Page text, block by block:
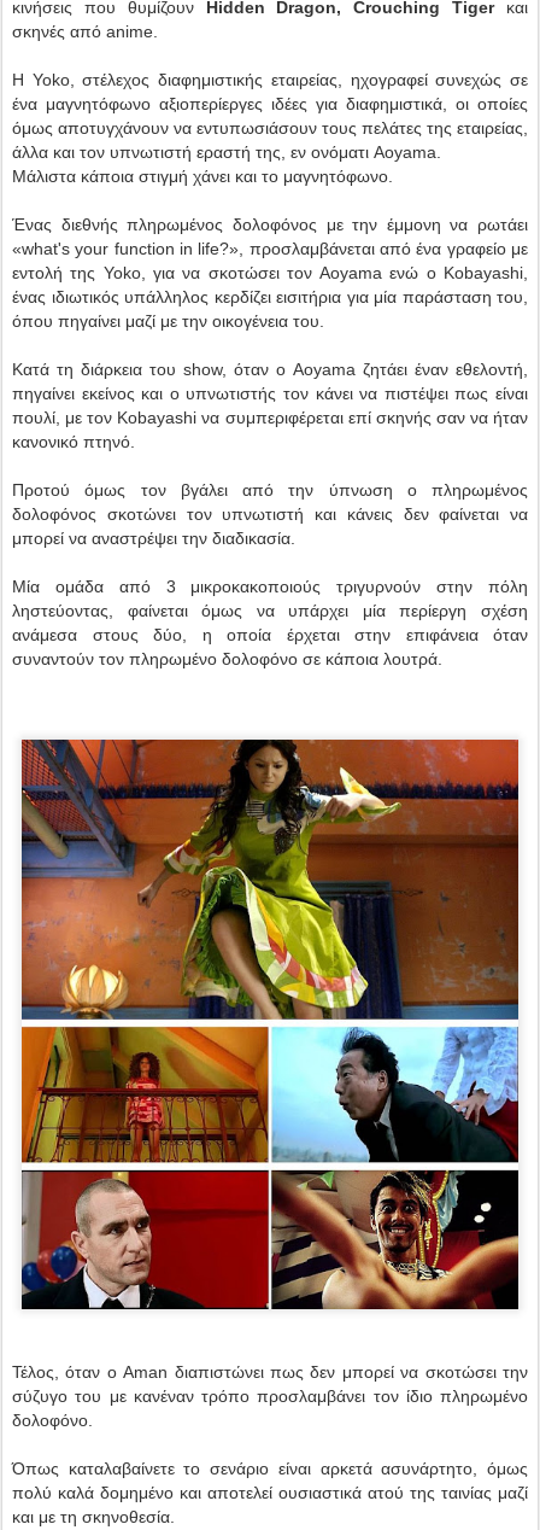
κινήσεις που θυμίζουν Hidden Dragon, Crouching Tigerκαι
σκηνές από anime.
Η Yoko, στέλεχος διαφημιστικής εταιρείας, ηχογραφεί συνεχώς σε
ένα μαγνητόφωνο αξιοπερίεργες ιδέες για διαφημιστικά, οι οποίες
όμως αποτυγχάνουν να εντυπωσιάσουν τους πελάτες της εταιρείας,
άλλα και τον υπνωτιστή εραστή της, εν ονόματι Aoyama.
Μάλιστα κάποια στιγμή χάνει και το μαγνητόφωνο.
Ένας διεθνής πληρωμένος δολοφόνος με την έμμονη να ρωτάει
«what's your function in life?», προσλαμβάνεται από ένα γραφείο με
εντολή της Yoko, για να σκοτώσει τον Aoyama ενώ ο Kobayashi,
ένας ιδιωτικός υπάλληλος κερδίζει εισιτήρια για μία παράσταση του,
όπου πηγαίνει μαζί με την οικογένεια του.
Κατά τη διάρκεια του show, όταν ο Aoyama ζητάει έναν εθελοντή,
πηγαίνει εκείνος και ο υπνωτιστής τον κάνει να πιστέψει πως είναι
πουλί, με τον Kobayashi να συμπεριφέρεται επί σκηνής σαν να ήταν
κανονικό πτηνό.
Προτού όμως τον βγάλει από την ύπνωση ο πληρωμένος
δολοφόνος σκοτώνει τον υπνωτιστή και κάνεις δεν φαίνεται να
μπορεί να αναστρέψει την διαδικασία.
Μία ομάδα από 3 μικροκακοποιούς τριγυρνούν στην πόλη
ληστεύοντας, φαίνεται όμως να υπάρχει μία περίεργη σχέση
ανάμεσα στους δύο, η οποία έρχεται στην επιφάνεια όταν
συναντούν τον πληρωμένο δολοφόνο σε κάποια λουτρά.
Τέλος, όταν ο Aman διαπιστώνει πως δεν μπορεί να σκοτώσει την
σύζυγο του με κανέναν τρόπο προσλαμβάνει τον ίδιο πληρωμένο
δολοφόνο.
Όπως καταλαβαίνετε το σενάριο είναι αρκετά ασυνάρτητο, όμως
πολύ καλά δομημένο και αποτελεί ουσιαστικά ατού της ταινίας μαζί
και με τη σκηνοθεσία.